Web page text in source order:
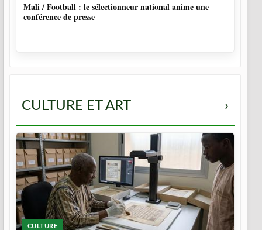
Mali / Football : le sélectionneur national anime une
conférence de presse
CULTURE ET ART ›
CULTURE